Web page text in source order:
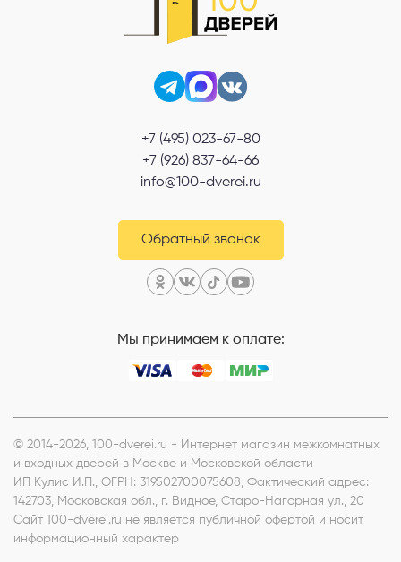
+7 (495) 023-67-80
+7 (926) 837-64-66
info@100-dverei.ru
Обратный звонок
Мы принимаем к оплате:
© 2014-2026, 100-dverei.ru - Интернет магазин межкомнатных
и входных дверей в Москве и Московской области
ИП Кулис И.П. , ОГРН: 319502700075608, Фактический адрес:
142703, Московская обл., г. Видное, Старо-Нагорная ул., 20
Сайт 100-dverei.ru не является публичной офертой и носит
информационный характер